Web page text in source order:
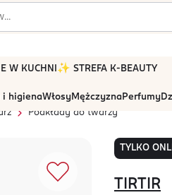
W KUCHNI ✨ STREFA K-BEAUTY
i higienaWłosyMężczyznaPerfumy
Podkłady do twarzy
TYLKO
TIRTIR